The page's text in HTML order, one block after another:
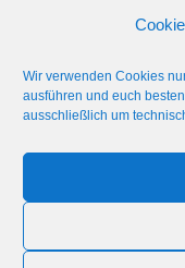
Wir verwenden Cookies
ausführen und euch
ausschließlich um
©